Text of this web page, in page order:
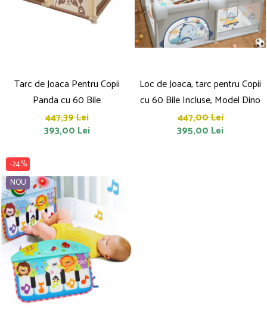
Tarc de Joaca Pentru Copii
Panda cu 60 Bile
447,39 Lei
393,00 Lei
Loc de Joaca, tarc pentru Copii
cu 60 Bile Incluse, Model Dino
447,00 Lei
395,00 Lei
-24%
NOU